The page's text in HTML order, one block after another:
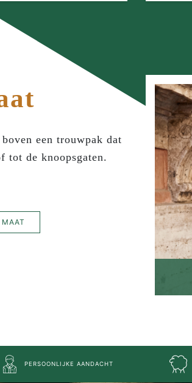
een trouwpak dat
tot de knoopsgaten.
PERSOONLIJKE AANDACHT